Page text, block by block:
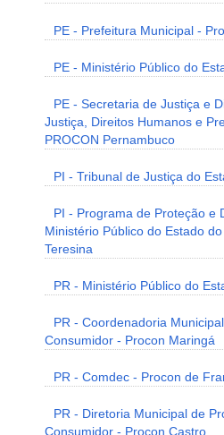
PE - Prefeitura Municipal -
PE - Ministério Público do
PE - Secretaria de Justiça e
Justiça, Direitos Humanos e
PROCON Pernambuco
PI - Tribunal de Justiça do
PI - Programa de Proteção e
Ministério Público do Estado
Teresina
PR - Ministério Público do
PR - Coordenadoria
Consumidor - Procon Maringá
PR - Comdec - Procon de
PR - Diretoria Municipal de
Consumidor - Procon Castro